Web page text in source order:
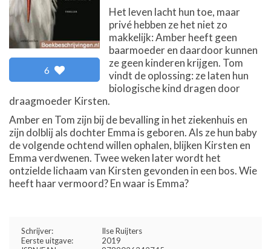
6
Het leven lacht hun toe, maar
privé hebben ze het niet zo
makkelijk: Amber heeft geen
baarmoeder en daardoor kunnen
ze geen kinderen krijgen. Tom
vindt de oplossing: ze laten hun
biologische kind dragen door
draagmoeder Kirsten.
Amber en Tom zijn bij de bevalling in het ziekenhuis en
zijn dolblij als dochter Emma is geboren. Als ze hun baby
de volgende ochtend willen ophalen, blijken Kirsten en
Emma verdwenen. Twee weken later wordt het
ontzielde lichaam van Kirsten gevonden in een bos. Wie
heeft haar vermoord? En waar is Emma?
Schrijver:
Ilse Ruijters
Eerste uitgave:
2019